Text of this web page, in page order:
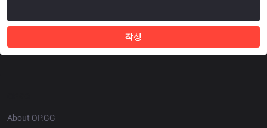
작성
About OP.GG